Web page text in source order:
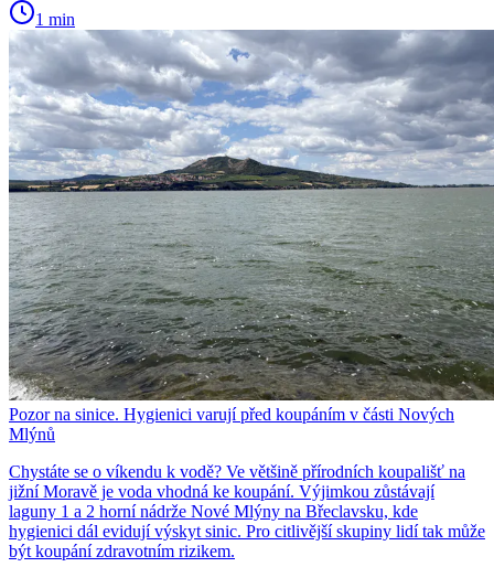
1 min
Pozor na sinice. Hygienici varují před koupáním v části Nových
Mlýnů
Chystáte se o víkendu k vodě? Ve většině přírodních koupališť na
jižní Moravě je voda vhodná ke koupání. Výjimkou zůstávají
laguny 1 a 2 horní nádrže Nové Mlýny na Břeclavsku, kde
hygienici dál evidují výskyt sinic. Pro citlivější skupiny lidí tak může
být koupání zdravotním rizikem.